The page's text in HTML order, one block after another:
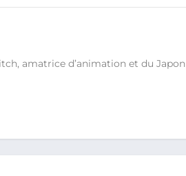
amatrice d’animation et du